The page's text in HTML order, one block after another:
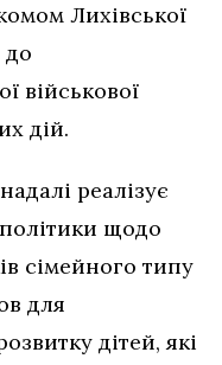
Лихівської
до
військової
дій.
реалізує
щодо
сімейного типу
для
дітей, які